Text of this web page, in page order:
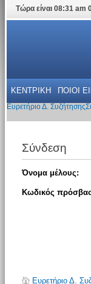
Τώρα είναι 08:31 am
ΚΕΝΤΡΙΚΗ ΠΟΙΟΙ
Ευρετήριο Δ. Συζήτησης
Σύνδεση
Όνομα μέλους:
Κωδικός
Ευρετήριο Δ.